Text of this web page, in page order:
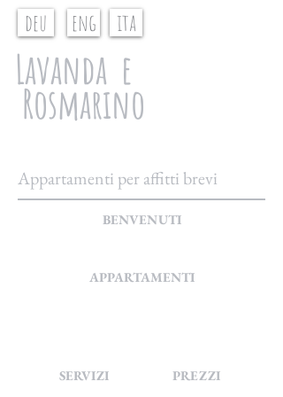
deu eng ita
Lavanda e
Rosmarino
Appartamenti per affitti brevi
BENVENUTI
APPARTAMENTI
SERVIZI PREZZI